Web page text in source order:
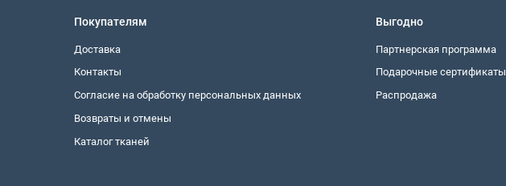
Покупателям
Доставка
Контакты
Согласие на обработку персональных данных
Возвраты и отмены
Каталог тканей
Выгодно
Партнерская программа
Подарочные сертификаты
Распродажа